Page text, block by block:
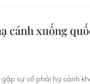
cánh xuống
sự cố phải hạ cánh